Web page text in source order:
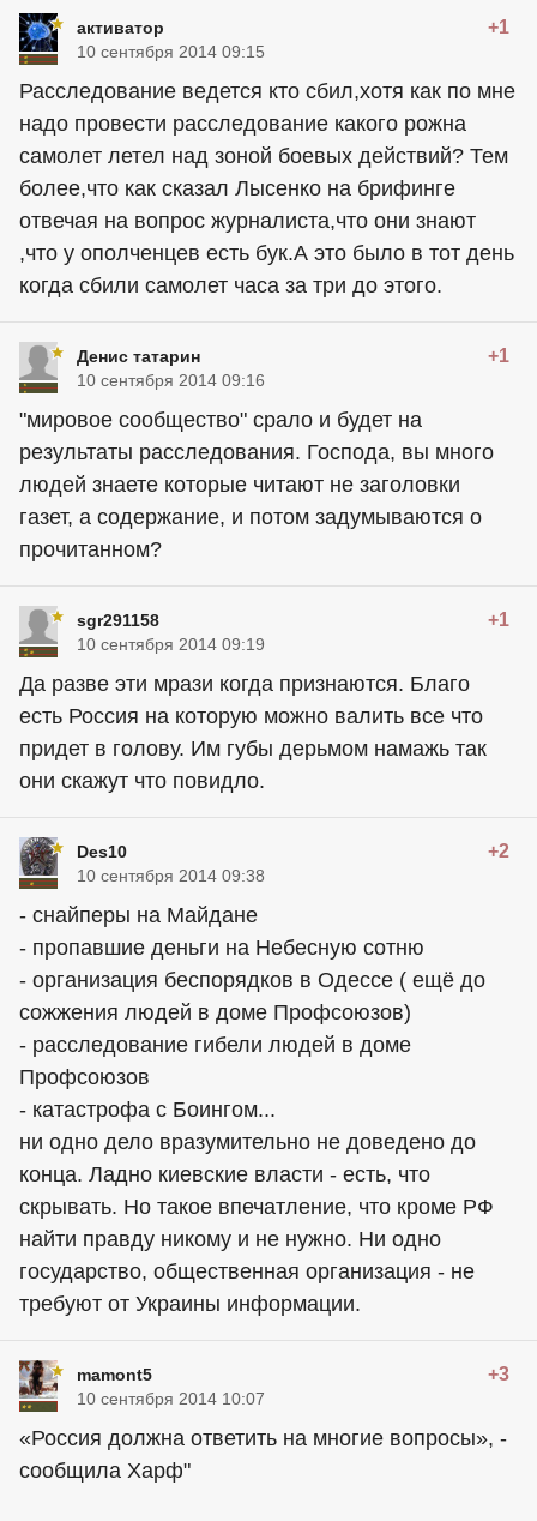
активатор +1
10 сентября 2014 09:15
Расследование ведется кто сбил,хотя как по мне
надо провести расследование какого рожна
самолет летел над зоной боевых действий? Тем
более,что как сказал Лысенко на брифинге
отвечая на вопрос журналиста,что они знают
,что у ополченцев есть бук.А это было в тот день
когда сбили самолет часа за три до этого.
Денис татарин +1
10 сентября 2014 09:16
"мировое сообщество" срало и будет на
результаты расследования. Господа, вы много
людей знаете которые читают не заголовки
газет, а содержание, и потом задумываются о
прочитанном?
sgr291158 +1
10 сентября 2014 09:19
Да разве эти мрази когда признаются. Благо
есть Россия на которую можно валить все что
придет в голову. Им губы дерьмом намажь так
они скажут что повидло.
Des10 +2
10 сентября 2014 09:38
- снайперы на Майдане
- пропавшие деньги на Небесную сотню
- организация беспорядков в Одессе ( ещё до
сожжения людей в доме Профсоюзов)
- расследование гибели людей в доме
Профсоюзов
- катастрофа с Боингом...
ни одно дело вразумительно не доведено до
конца. Ладно киевские власти - есть, что
скрывать. Но такое впечатление, что кроме РФ
найти правду никому и не нужно. Ни одно
государство, общественная организация - не
требуют от Украины информации.
mamont5 +3
10 сентября 2014 10:07
«Россия должна ответить на многие вопросы», -
сообщила Харф"